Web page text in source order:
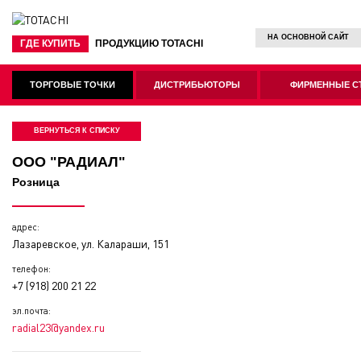
ГДЕ КУПИТЬ ПРОДУКЦИЮ TOTACHI
НА ОСНОВНОЙ САЙТ
ТОРГОВЫЕ ТОЧКИ ДИСТРИБЬЮТОРЫ ФИРМЕННЫЕ
ВЕРНУТЬСЯ К СПИСКУ
ООО "РАДИАЛ"
Розница
адрес:
Лазаревское, ул. Калараши, 151
телефон:
+7 (918) 200 21 22
эл.почта:
radial23@yandex.ru